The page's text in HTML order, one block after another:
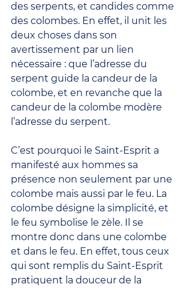
des serpents, et candides comme
des colombes. En effet, il unit les
deux choses dans son
avertissement par un lien
nécessaire : que l’adresse du
serpent guide la candeur de la
colombe, et en revanche que la
candeur de la colombe modère
l’adresse du serpent.
C’est pourquoi le Saint-Esprit a
manifesté aux hommes sa
présence non seulement par une
colombe mais aussi par le feu. La
colombe désigne la simplicité, et
le feu symbolise le zèle. Il se
montre donc dans une colombe
et dans le feu. En effet, tous ceux
qui sont remplis du Saint-Esprit
pratiquent la douceur de la